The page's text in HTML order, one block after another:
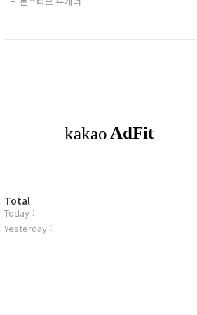
방
문
자
Total
Today :
Yesterday :